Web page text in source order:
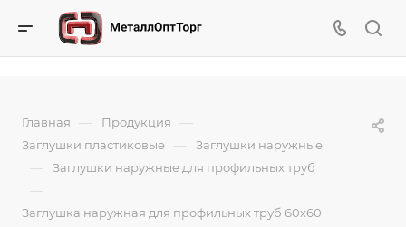
Главная — Продукция —
Заглушки пластиковые — Заглушки наружные
— Заглушки наружные для профильных труб
—
Заглушка наружная для профильных труб 60х60